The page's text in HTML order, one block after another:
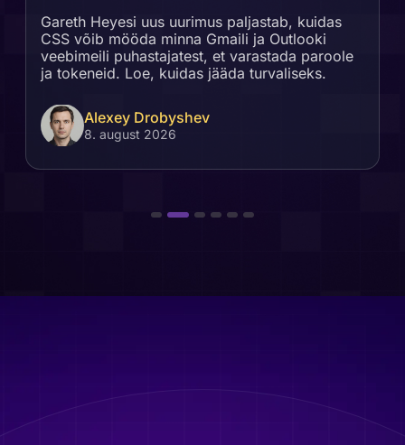
Gareth Heyesi uus uurimus paljastab, kuidas
CSS võib mööda minna Gmaili ja Outlooki
veebimeili puhastajatest, et varastada paroole
ja tokeneid. Loe, kuidas jääda turvaliseks.
Alexey Drobyshev
8. august 2026